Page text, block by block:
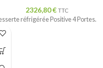
2326,80€ TTC
réfrigérée Positive 4 Portes.